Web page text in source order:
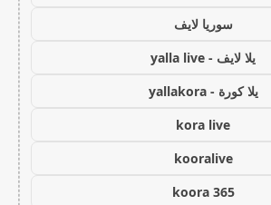
سوريا لايف
يلا لايف - yalla live
يلا كورة - yallakora
kora live
kooralive
koora 365